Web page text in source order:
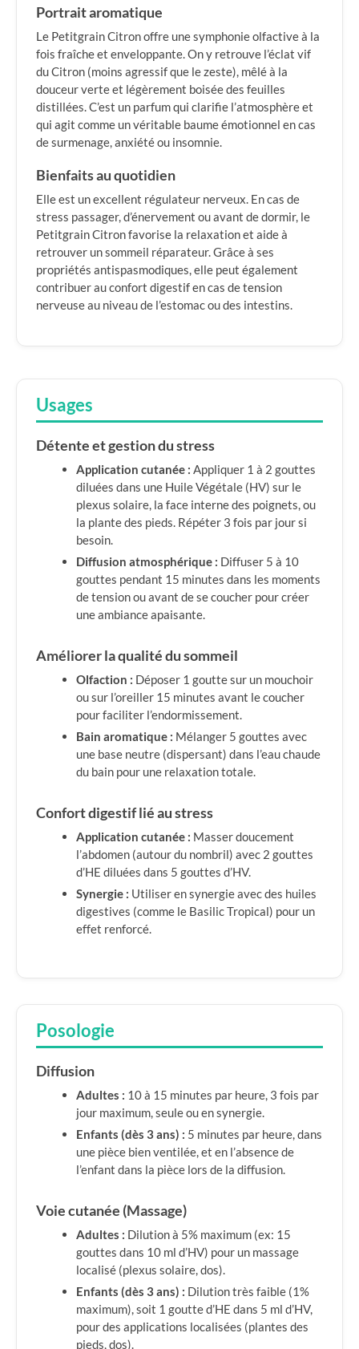
Portrait aromatique
Le Petitgrain Citron offre une symphonie olfactive à la
fois fraîche et enveloppante. On y retrouve l’éclat vif
du Citron (moins agressif que le zeste), mêlé à la
douceur verte et légèrement boisée des feuilles
distillées. C’est un parfum qui clarifie l’atmosphère et
qui agit comme un véritable baume émotionnel en cas
de surmenage, anxiété ou insomnie.
Bienfaits au quotidien
Elle est un excellent régulateur nerveux. En cas de
stress passager, d’énervement ou avant de dormir, le
Petitgrain Citron favorise la relaxation et aide à
retrouver un sommeil réparateur. Grâce à ses
propriétés antispasmodiques, elle peut également
contribuer au confort digestif en cas de tension
nerveuse au niveau de l’estomac ou des intestins.
Usages
Détente et gestion du stress
Application cutanée : Appliquer 1 à 2 gouttes
diluées dans une Huile Végétale (HV) sur le
plexus solaire, la face interne des poignets, ou
la plante des pieds. Répéter 3 fois par jour si
besoin.
Diffusion atmosphérique : Diffuser 5 à 10
gouttes pendant 15 minutes dans les moments
de tension ou avant de se coucher pour créer
une ambiance apaisante.
Améliorer la qualité du sommeil
Olfaction : Déposer 1 goutte sur un mouchoir
ou sur l’oreiller 15 minutes avant le coucher
pour faciliter l’endormissement.
Bain aromatique : Mélanger 5 gouttes avec
une base neutre (dispersant) dans l’eau chaude
du bain pour une relaxation totale.
Confort digestif lié au stress
Application cutanée : Masser doucement
l’abdomen (autour du nombril) avec 2 gouttes
d’HE diluées dans 5 gouttes d’HV.
Synergie : Utiliser en synergie avec des huiles
digestives (comme le Basilic Tropical) pour un
effet renforcé.
Posologie
Diffusion
Adultes : 10 à 15 minutes par heure, 3 fois par
jour maximum, seule ou en synergie.
Enfants (dès 3 ans) : 5 minutes par heure, dans
une pièce bien ventilée, et en l’absence de
l’enfant dans la pièce lors de la diffusion.
Voie cutanée (Massage)
Adultes : Dilution à 5% maximum (ex: 15
gouttes dans 10 ml d’HV) pour un massage
localisé (plexus solaire, dos).
Enfants (dès 3 ans) : Dilution très faible (1%
maximum), soit 1 goutte d’HE dans 5 ml d’HV,
pour des applications localisées (plantes des
pieds, dos).